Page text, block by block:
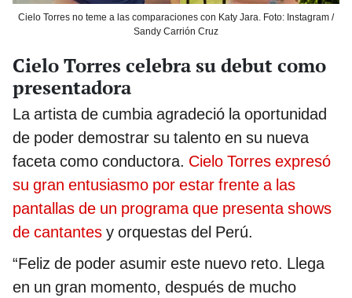
Cielo Torres no teme a las comparaciones con Katy Jara. Foto: Instagram /
Sandy Carrión Cruz
Cielo Torres celebra su debut como
presentadora
La artista de cumbia agradeció la oportunidad
de poder demostrar su talento en su nueva
faceta como conductora. Cielo Torres expresó
su gran entusiasmo por estar frente a las
pantallas de un programa que presenta shows
de cantantes y orquestas del Perú.
“Feliz de poder asumir este nuevo reto. Llega
en un gran momento, después de mucho